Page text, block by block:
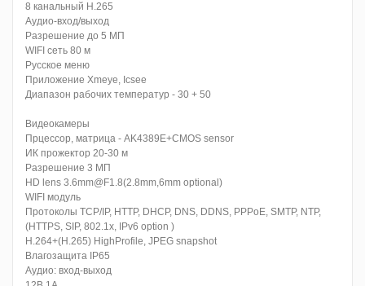
8 канальный H.265
Аудио-вход/выход
Разрешение до 5 МП
WIFI сеть 80 м
Русское меню
Приложение Xmeye, Icsee
Диапазон рабочих температур - 30 + 50
Видеокамеры
Прцессор, матрица - AK4389E+CMOS sensor
ИК прожектор 20-30 м
Разрешение 3 МП
HD lens 3.6mm@F1.8(2.8mm,6mm optional)
WIFI модуль
Протоколы TCP/IP, HTTP, DHCP, DNS, DDNS, PPPoE, SMTP, NTP,
(HTTPS, SIP, 802.1x, IPv6 option )
H.264+(H.265) HighProfile, JPEG snapshot
Влагозащита IP65
Аудио: вход-выход